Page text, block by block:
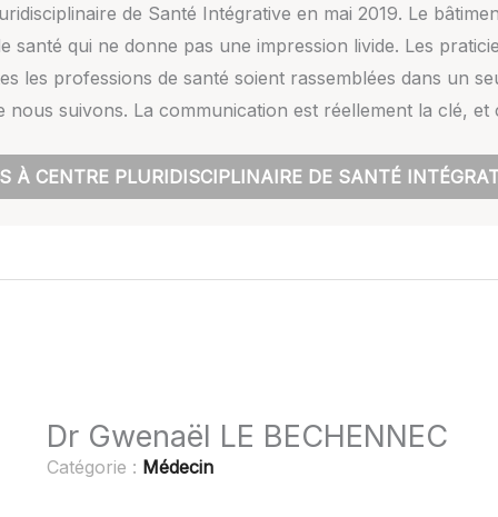
de Santé Intégrative en mai 2019. Le
santé qui ne donne pas une impression livide. Les
les professions de santé soient rassemblées dans un
nous suivons. La communication est réellement la clé,
À CENTRE PLURIDISCIPLINAIRE DE SANTÉ
Dr Gwenaël LE BECHENNEC
Catégorie : Médecin